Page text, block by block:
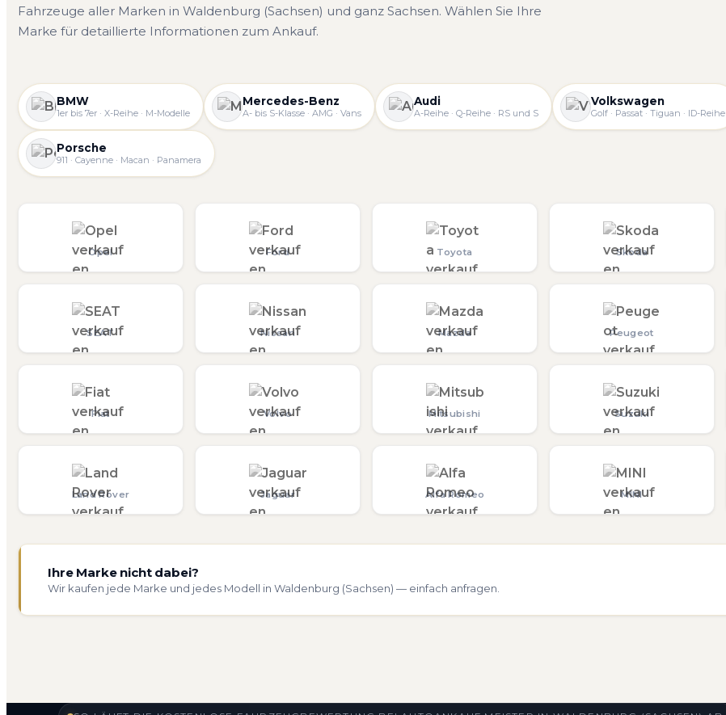
Fahrzeuge aller Marken in Waldenburg (Sachsen) und ganz Sachsen. Wählen Sie Ihre
Marke für detaillierte Informationen zum Ankauf.
BMW
1er bis 7er · X-Reihe · M-Modelle
Mercedes-Benz
A- bis S-Klasse · AMG · Vans
Audi
A-Reihe · Q-Reihe · RS und S
Volkswagen
Golf · Passat · Tiguan · ID-Reihe
Porsche
911 · Cayenne · Macan · Panamera
Opel Ford Toyota Skoda
SEAT Nissan Mazda Peugeot
Fiat Volvo Mitsubishi Suzuki
Land Rover Jaguar Alfa Romeo MINI
Ihre Marke nicht dabei?
Wir kaufen jede Marke und jedes Modell in Waldenburg (Sachsen) — einfach anfragen.